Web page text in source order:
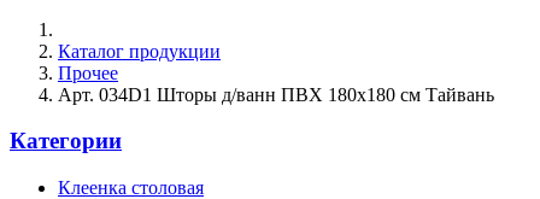
Каталог продукции
Прочее
Арт. 034D1 Шторы д/ванн ПВХ 180х180 см Тайвань
Категории
Клеенка столовая